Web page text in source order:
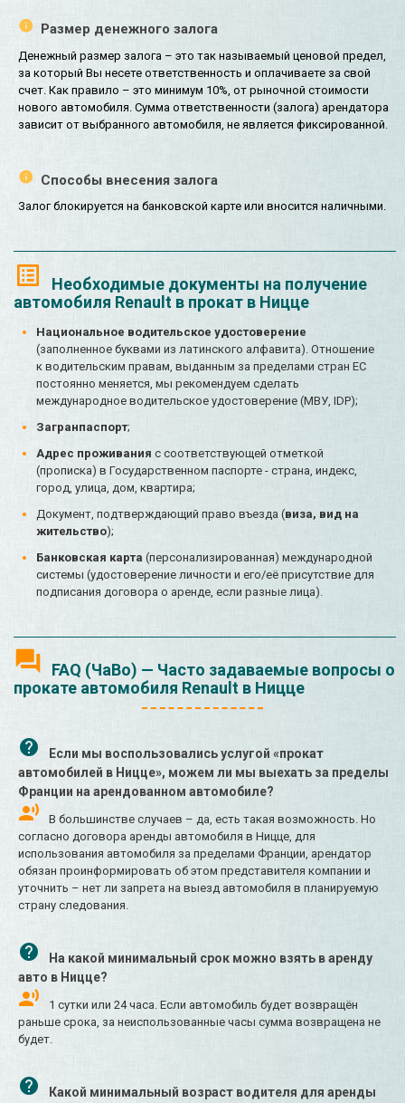
Размер денежного залога
Денежный размер залога – это так называемый ценовой предел,
за который Вы несете ответственность и оплачиваете за свой
счет. Как правило – это минимум 10%, от рыночной стоимости
нового автомобиля. Сумма ответственности (залога) арендатора
зависит от выбранного автомобиля, не является фиксированной.
Способы внесения залога
Залог блокируется на банковской карте или вносится наличными.
Необходимые документы на получение
автомобиля Renault в прокат в Ницце
Национальное водительское удостоверение
(заполненное буквами из латинского алфавита). Отношение
к водительским правам, выданным за пределами стран ЕС
постоянно меняется, мы рекомендуем сделать
международное водительское удостоверение (МВУ, IDP);
Загранпаспорт;
Адрес проживания с соответствующей отметкой
(прописка) в Государственном паспорте - страна, индекс,
город, улица, дом, квартира;
Документ, подтверждающий право въезда (виза, вид на
жительство);
Банковская карта (персонализированная) международной
системы (удостоверение личности и его/её присутствие для
подписания договора о аренде, если разные лица).
FAQ (ЧаВо) — Часто задаваемые вопросы о
прокате автомобиля Renault в Ницце
Если мы воспользовались услугой «прокат
автомобилей в Ницце», можем ли мы выехать за пределы
Франции на арендованном автомобиле?
В большинстве случаев – да, есть такая возможность. Но
согласно договора аренды автомобиля в Ницце, для
использования автомобиля за пределами Франции, арендатор
обязан проинформировать об этом представителя компании и
уточнить – нет ли запрета на выезд автомобиля в планируемую
страну следования.
На какой минимальный срок можно взять в аренду
авто в Ницце?
1 сутки или 24 часа. Если автомобиль будет возвращён
раньше срока, за неиспользованные часы сумма возвращена не
будет.
Какой минимальный возраст водителя для аренды